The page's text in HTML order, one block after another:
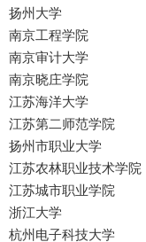
扬州大学
南京工程学院
南京审计大学
南京晓庄学院
江苏海洋大学
江苏第二师范学院
扬州市职业大学
江苏农林职业技术学院
江苏城市职业学院
浙江大学
杭州电子科技大学